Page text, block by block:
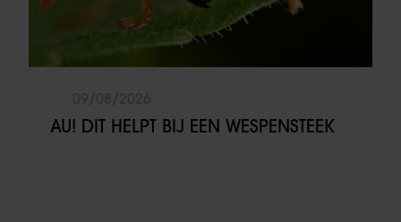
AU! DIT HELPT BIJ EEN WESPENSTEEK